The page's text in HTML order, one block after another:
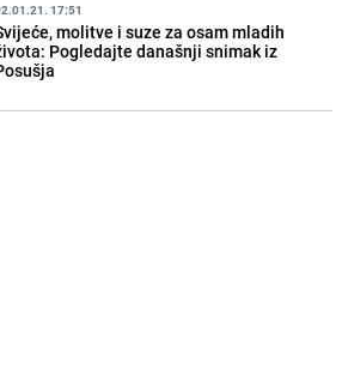
17:51
molitve i suze za osam mladih
Pogledajte današnji snimak iz